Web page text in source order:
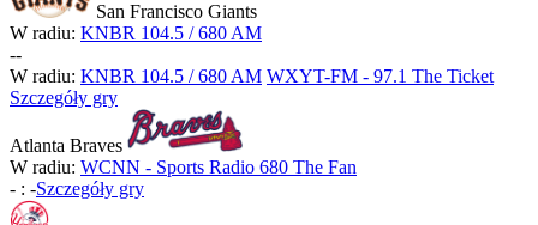
San Francisco Giants
W radiu: KNBR 104.5 / 680 AM
--
W radiu: KNBR 104.5 / 680 AM WXYT-FM - 97.1 The Ticket
Szczegóły gry
Atlanta Braves
W radiu: WCNN - Sports Radio 680 The Fan
- : -Szczegóły gry